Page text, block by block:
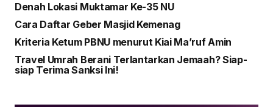
Denah Lokasi Muktamar Ke-35 NU
Cara Daftar Geber Masjid Kemenag
Kriteria Ketum PBNU menurut Kiai Ma’ruf Amin
Travel Umrah Berani Terlantarkan Jemaah? Siap-
siap Terima Sanksi Ini!